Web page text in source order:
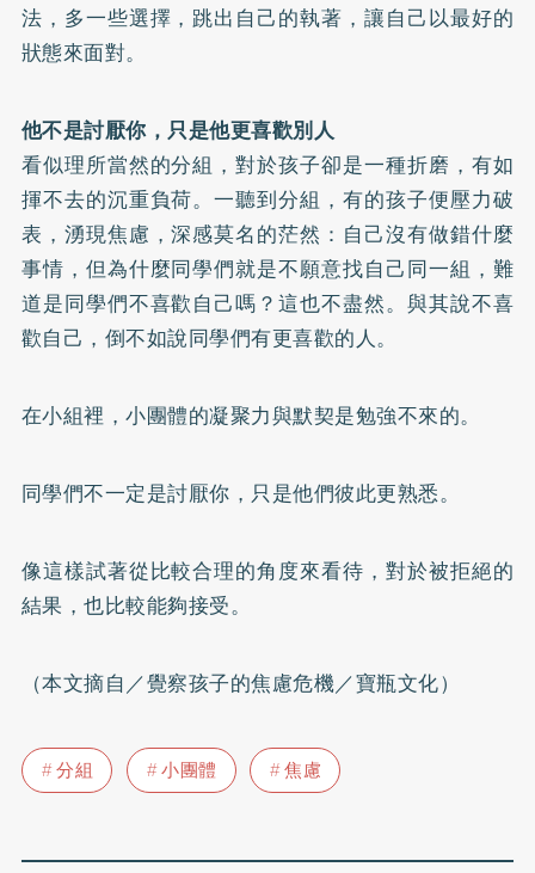
法，多一些選擇，跳出自己的執著，讓自己以最好的
狀態來面對。
他不是討厭你，只是他更喜歡別人
看似理所當然的分組，對於孩子卻是一種折磨，有如
揮不去的沉重負荷。一聽到分組，有的孩子便壓力破
表，湧現焦慮，深感莫名的茫然：自己沒有做錯什麼
事情，但為什麼同學們就是不願意找自己同一組，難
道是同學們不喜歡自己嗎？這也不盡然。與其說不喜
歡自己，倒不如說同學們有更喜歡的人。
在小組裡，小團體的凝聚力與默契是勉強不來的。
同學們不一定是討厭你，只是他們彼此更熟悉。
像這樣試著從比較合理的角度來看待，對於被拒絕的
結果，也比較能夠接受。
（本文摘自／覺察孩子的焦慮危機／寶瓶文化）
分組 小團體 焦慮